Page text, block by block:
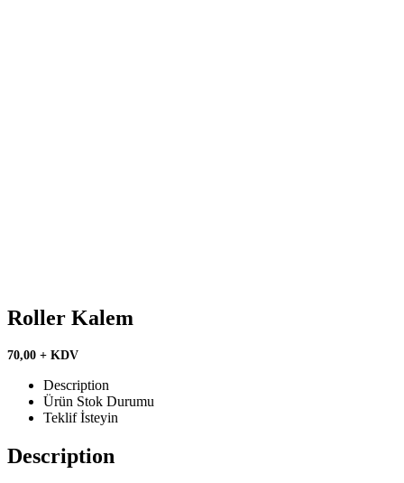
Roller Kalem
70,00 + KDV
Description
Ürün Stok Durumu
Teklif İsteyin
Description